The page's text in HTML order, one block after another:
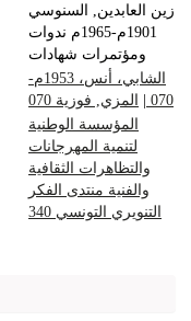
زين العابدين, ‏السنوسي
‏1901م-1965م ‏ندوات
ومؤتمرات ‏شهادات‏
الشابي، أنس، 1953م-
المزي, ‏فوزية ‏070
المؤسسة الوطنية
لتنمية المهرجانات
والتظاهرات الثقافية
والفنية‏‏‏‏‏ ‏منتدى الفكر
التنويري التونسي‏‏ ‏340